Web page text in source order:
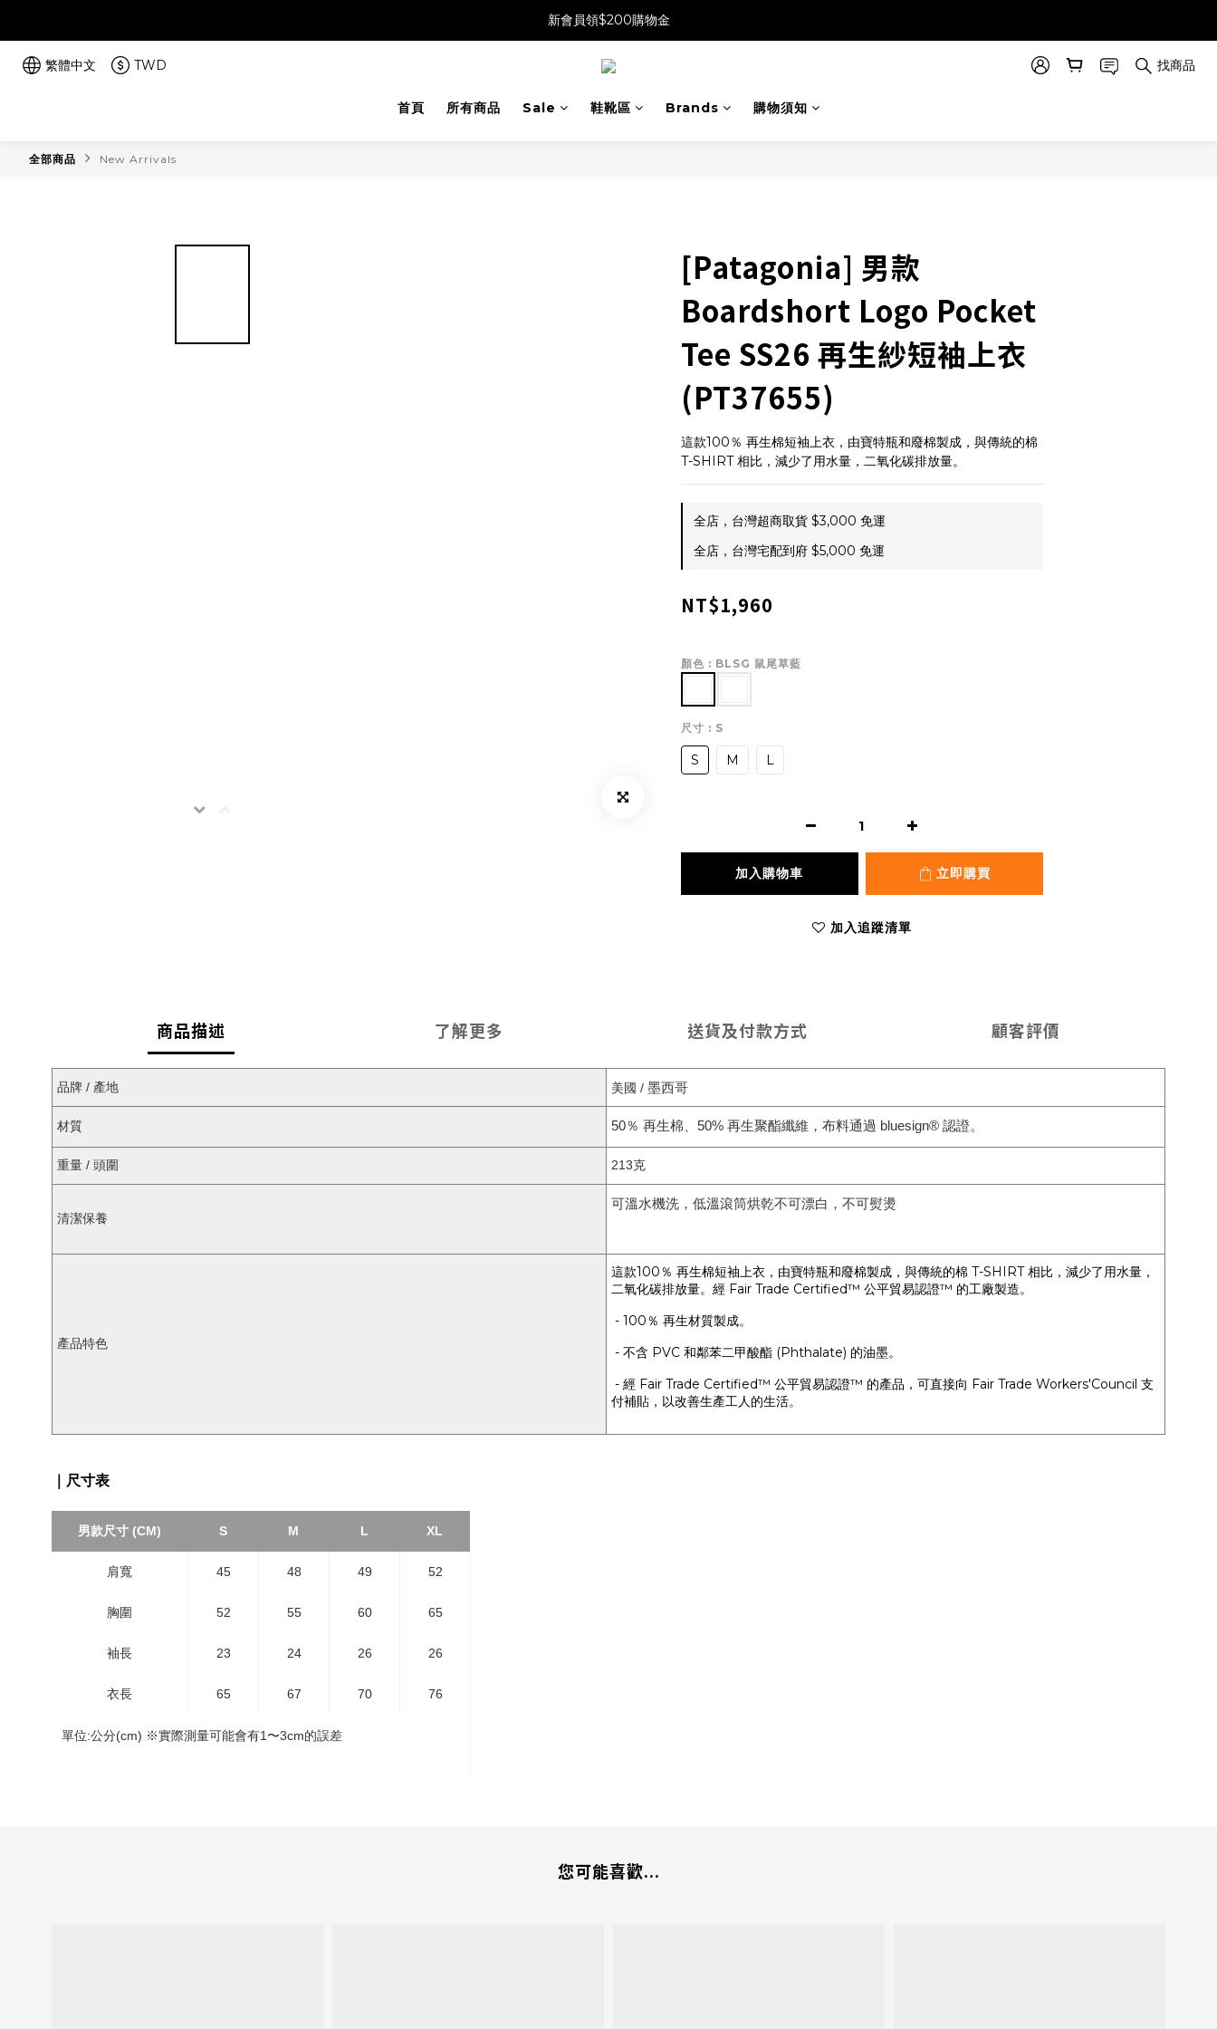
新會員領$200購物金
繁體中文 TWD 找商品
首頁 所有商品 Sale 鞋靴區 Brands 購物須知
全部商品 New Arrivals
[Patagonia] 男款
Boardshort Logo Pocket
Tee SS26 再生紗短袖上衣
(PT37655)
這款100％ 再生棉短袖上衣，由寶特瓶和廢棉製成，與傳統的棉
T-SHIRT 相比，減少了用水量，二氧化碳排放量。
全店，台灣超商取貨 $3,000 免運
全店，台灣宅配到府 $5,000 免運
NT$1,960
顏色 : BLSG 鼠尾草藍
尺寸 : S
S M L
加入購物車 立即購買
加入追蹤清單
商品描述 了解更多 送貨及付款方式 顧客評價
品牌 / 產地 美國 / 墨西哥
材質 50％ 再生棉、50% 再生聚酯纖維，布料通過 bluesign® 認證。
重量 / 頭圍 213克
清潔保養
可溫水機洗，低溫滾筒烘乾不可漂白，不可熨燙
產品特色
這款100％ 再生棉短袖上衣，由寶特瓶和廢棉製成，與傳統的棉 T-SHIRT 相比，減少了用水量，
二氧化碳排放量。經 Fair Trade Certified™ 公平貿易認證™ 的工廠製造。
- 100％ 再生材質製成。
- 不含 PVC 和鄰苯二甲酸酯 (Phthalate) 的油墨。
- 經 Fair Trade Certified™ 公平貿易認證™ 的產品，可直接向 Fair Trade Workers'Council 支
付補貼，以改善生產工人的生活。
｜尺寸表
男款尺寸 (CM) S M L XL
肩寬 45 48 49 52
胸圍 52 55 60 65
袖長 23 24 26 26
衣長 65 67 70 76
單位:公分(cm) ※實際測量可能會有1〜3cm的誤差
您可能喜歡...
立即購買